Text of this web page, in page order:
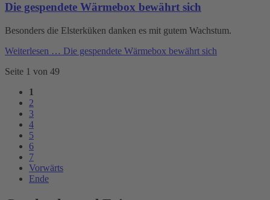
Die gespendete Wärmebox bewährt sich
Besonders die Elsterküken danken es mit gutem Wachstum.
Weiterlesen … Die gespendete Wärmebox bewährt sich
Seite 1 von 49
1
2
3
4
5
6
7
Vorwärts
Ende